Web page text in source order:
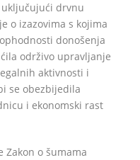
drvnu
o izazovima s kojima
donošenja
održivo upravljanje
aktivnosti i
se obezbijedila
i ekonomski rast
Zakon o šumama